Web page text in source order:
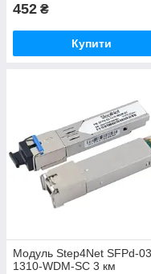
452 ₴
Купити
Модуль Step4Net SFPd-
1310-WDM-SC 3 км